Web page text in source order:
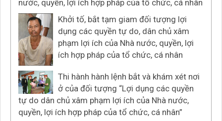
nước, quyền, lợi ích hợp pháp của tổ chức, cá nhân
Khởi tố, bắt tạm giam đối tượng lợi
dụng các quyền tự do, dân chủ xâm
phạm lợi ích của Nhà nước, quyền, lợi
ích hợp pháp của tổ chức, cá nhân
Thi hành hành lệnh bắt và khám xét nơi
ở của đối tượng “Lợi dụng các quyền
tự do dân chủ xâm phạm lợi ích của Nhà nước,
quyền, lợi ích hợp pháp của tổ chức, cá nhân”